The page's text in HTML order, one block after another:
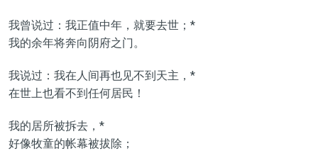
我曾说过：我正值中年，就要去世；*
我的余年将奔向阴府之门。
我说过：我在人间再也见不到天主，*
在世上也看不到任何居民！
我的居所被拆去，*
好像牧童的帐幕被拔除；